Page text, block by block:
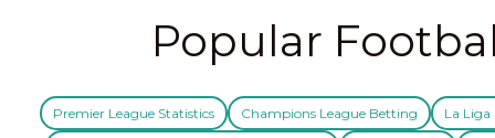
Popular
Premier League Statistics Champions League Betting La Liga